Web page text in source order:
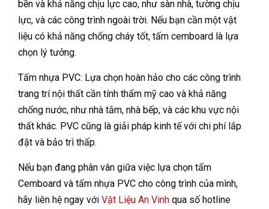
bền và khả năng chịu lực cao, như sàn nhà, tường chịu
lực, và các công trình ngoài trời. Nếu bạn cần một vật
liệu có khả năng chống cháy tốt, tấm cemboard là lựa
chọn lý tưởng.
Tấm nhựa PVC: Lựa chọn hoàn hảo cho các công trình
trang trí nội thất cần tính thẩm mỹ cao và khả năng
chống nước, như nhà tắm, nhà bếp, và các khu vực nội
thất khác. PVC cũng là giải pháp kinh tế với chi phí lắp
đặt và bảo trì thấp.
Nếu bạn đang phân vân giữa việc lựa chọn tấm
Cemboard và tấm nhựa PVC cho công trình của mình,
hãy liên hệ ngay với Vật Liệu An Vinh qua số hotline